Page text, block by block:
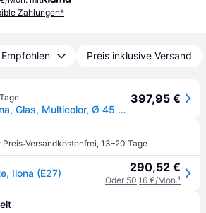
Zahlungen*
Empfohlen Preis inklusive Versand
Pendelleuchte Ilona, Glas, Multicolor, Ø 45 cm, 5-flammig
397,95 €
Preis·Versandkostenfrei, 13–20 Tage
Ilona (E27) 290,52 €
Oder 50,16 €/Mon.¹